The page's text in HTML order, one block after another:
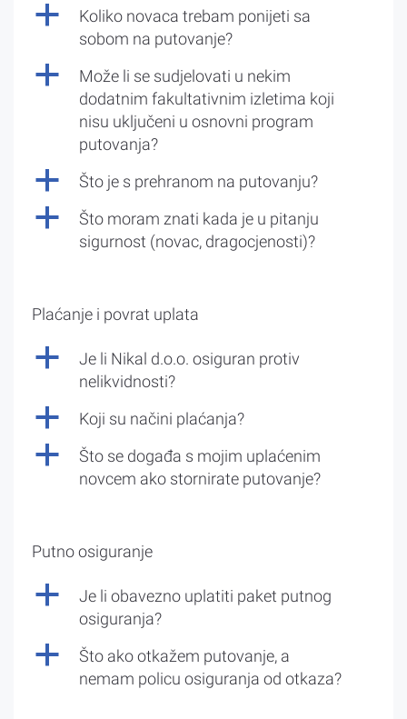
a
Koliko novaca trebam ponijeti sa
sobom na putovanje?
a
Može li se sudjelovati u nekim
dodatnim fakultativnim izletima koji
nisu uključeni u osnovni program
putovanja?
a Što je s prehranom na putovanju?
a
Što moram znati kada je u pitanju
sigurnost (novac, dragocjenosti)?
Plaćanje i povrat uplata
a
Je li Nikal d.o.o. osiguran protiv
nelikvidnosti?
a Koji su načini plaćanja?
a
Što se događa s mojim uplaćenim
novcem ako stornirate putovanje?
Putno osiguranje
a
Je li obavezno uplatiti paket putnog
osiguranja?
a
Što ako otkažem putovanje, a
nemam policu osiguranja od otkaza?